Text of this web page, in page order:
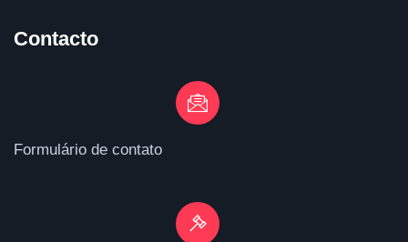
Contacto
Formulário de contato